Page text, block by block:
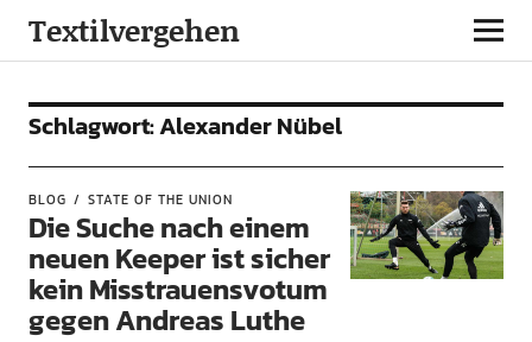
Textilvergehen
Schlagwort:Alexander Nübel
BLOG STATE OF THE UNION
Die Suche nach einem
neuen Keeper ist sicher
kein Misstrauensvotum
gegen Andreas Luthe